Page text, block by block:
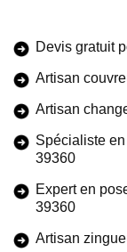
Devis gratuit
Artisan
Artisan
Spécialiste
39360
Expert en
39360
Artisan